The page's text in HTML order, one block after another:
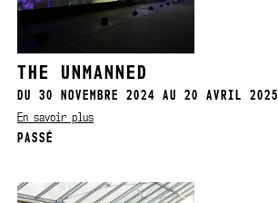
THE UNMANNED
DU 30 NOVEMBRE 2024 AU 20 AVRIL 2025
En savoir plus
PASSÉ